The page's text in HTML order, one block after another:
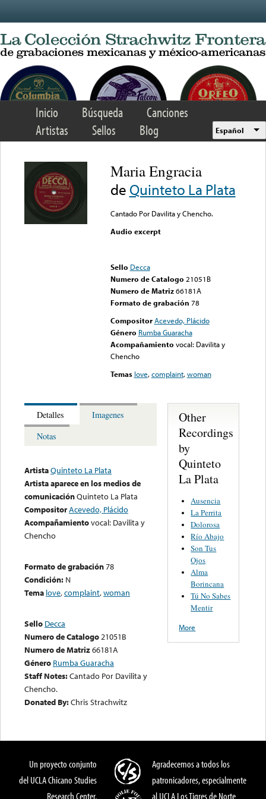
Inicio Búsqueda
Canciones
Artistas
Sellos Blog Español
Maria Engracia
de Quinteto La Plata
Cantado Por Davilita y Chencho.
Audio excerpt
Sello Decca
Numero de Catalogo 21051B
Numero de Matriz 66181A
Formato de grabación 78
Compositor Acevedo, Plácido
Género Rumba Guaracha
Acompañamiento vocal: Davilita y
Chencho
Temas love,complaint,woman
Detalles
Imagenes
Notas
ArtistaQuinteto La Plata
Artista aparece en los medios de
comunicaciónQuinteto La Plata
CompositorAcevedo, Plácido
Acompañamientovocal: Davilita y
Chencho
Formato de grabación78
Condición: N
Tema love,complaint,woman
Sello Decca
Numero de Catalogo21051B
Numero de Matriz66181A
Género Rumba Guaracha
Staff Notes:Cantado Por Davilita y
Chencho.
Donated By:Chris Strachwitz
Other
Recordings
by
Quinteto
La Plata
Ausencia
La Perrita
Dolorosa
Río Abajo
Son Tus
Ojos
Alma
Borincana
Tú No Sabes
Mentir
More
Un proyecto conjunto
del UCLA Chicano Studies
Research Center,
Agradecemos a todos los
patronicadores, especialmente
al UCLA Los Tigres de Norte